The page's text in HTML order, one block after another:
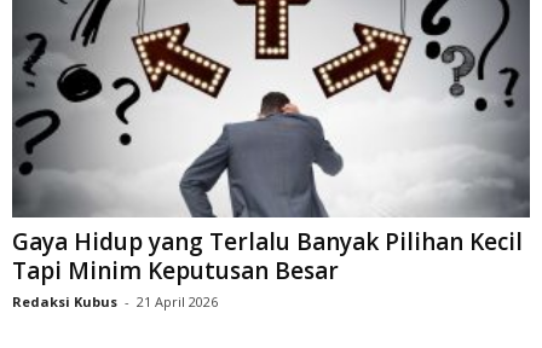
Gaya Hidup yang Terlalu Banyak Pilihan Kecil
Tapi Minim Keputusan Besar
Redaksi Kubus - 21 April 2026